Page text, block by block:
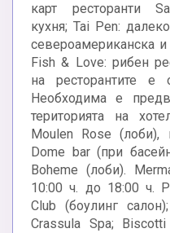
карт ресторанти
кухня; Tai Pen:
североамериканска и
Fish & Love: рибен
на ресторантите
Необходима е
територията на
Moulen Rose (лоби),
Dome bar (при
Boheme (лоби).
10:00 ч. до 18:00 ч.
Club (боулинг
Crassula Spa;